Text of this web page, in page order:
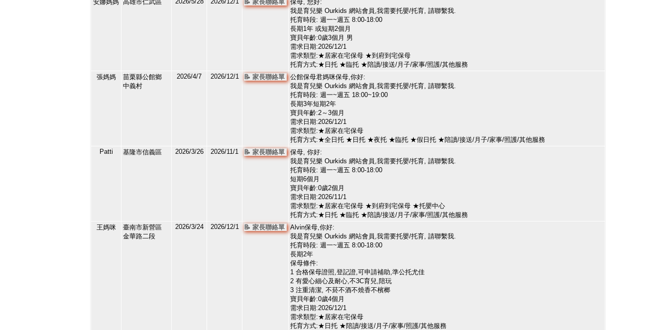
安娜媽媽 高雄市仁武區 📝 家長聯絡單
保母, 您好:
我是育兒樂 Ourkids 網站會員,我需要托嬰/托育, 請聯繫我.
托育時段: 週一~週五 8:00-18:00
長期1年 或短期2個月
寶貝年齡:0歲3個月 男
需求日期:2026/12/1
需求類型:★居家在宅保母 ★到府到宅保母
托育方式:★日托 ★臨托 ★陪讀/接送/月子/家事/照護/其他服務
張媽媽
苗栗縣公館鄉
中義村
2026/4/7 2026/12/1 📝 家長聯絡單
公館保母君媽咪保母,你好:
我是育兒樂 Ourkids 網站會員,我需要托嬰/托育, 請聯繫我.
托育時段: 週一~週五 18:00~19:00
長期3年短期2年
寶貝年齡:2～3個月
需求日期:2026/12/1
需求類型:★居家在宅保母
托育方式:★全日托 ★日托 ★夜托 ★臨托 ★假日托 ★陪讀/接送/月子/家事/照護/其他服務
Patti
基隆市信義區 2026/3/26 2026/11/1 📝 家長聯絡單
保母, 你好:
我是育兒樂 Ourkids 網站會員,我需要托嬰/托育, 請聯繫我.
托育時段: 週一~週五 8:00-18:00
短期6個月
寶貝年齡:0歲2個月
需求日期:2026/11/1
需求類型:★居家在宅保母 ★到府到宅保母 ★托嬰中心
托育方式:★日托 ★臨托 ★陪讀/接送/月子/家事/照護/其他服務
王媽咪
臺南市新營區
金華路二段
2026/3/24 2026/12/1 📝 家長聯絡單
Alvin保母,你好:
我是育兒樂 Ourkids 網站會員,我需要托嬰/托育, 請聯繫我.
托育時段: 週一~週五 8:00-18:00
長期2年
保母條件:
1 合格保母證照,登記證,可申請補助,準公托尤佳
2 有愛心細心及耐心,不3C育兒,陪玩
3 注重清潔, 不菸不酒不燒香不檳榔
寶貝年齡:0歲4個月
需求日期:2026/12/1
需求類型:★居家在宅保母
托育方式:★日托 ★陪讀/接送/月子/家事/照護/其他服務